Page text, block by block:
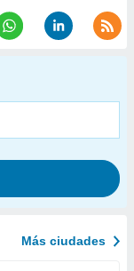
Más ciudades